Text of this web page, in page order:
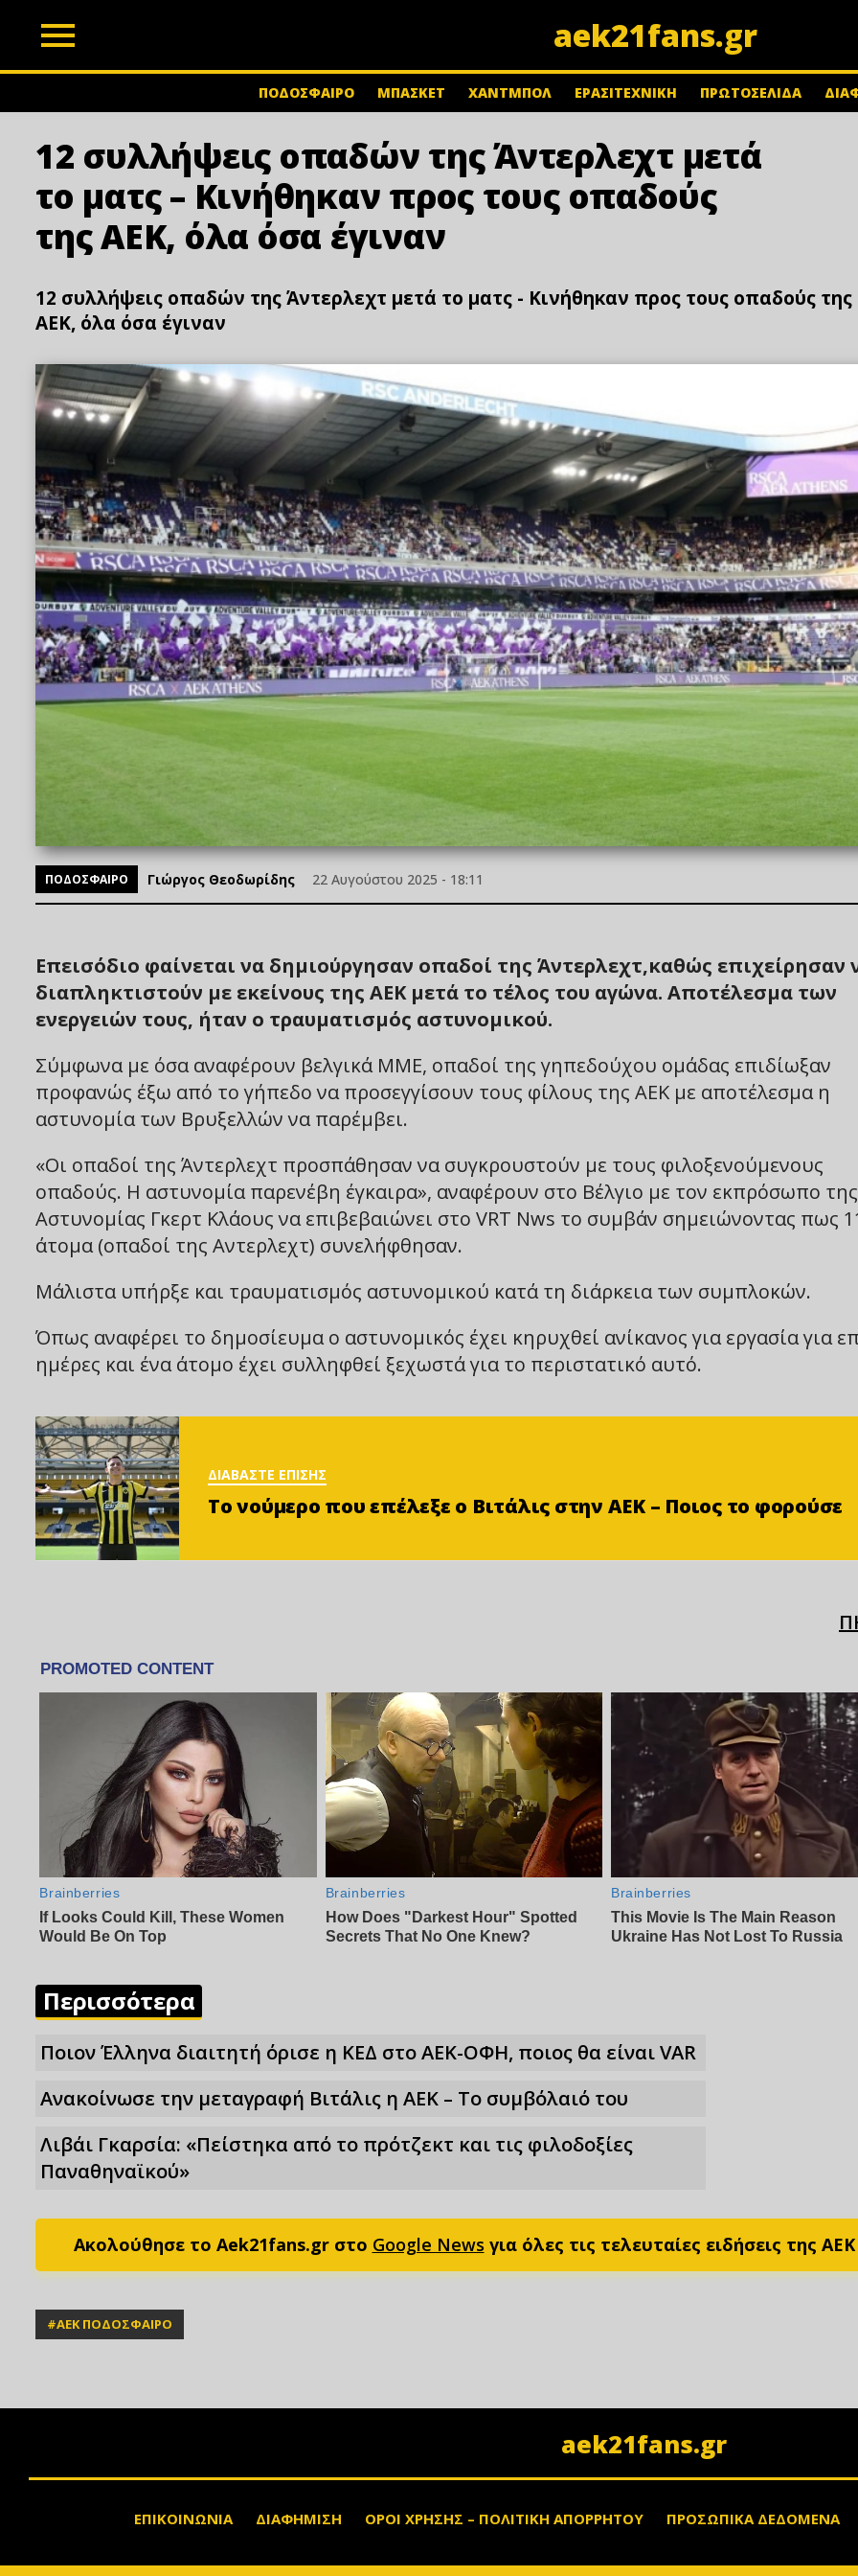
aek21fans.gr
ΠΟΔΟΣΦΑΙΡΟ ΜΠΑΣΚΕΤ ΧΑΝΤΜΠΟΛ ΕΡΑΣΙΤΕΧΝΙΚΗ ΠΡΩΤΟΣΕΛΙΔΑ
12 συλλήψεις οπαδών της Άντερλεχτ μετά
το ματς – Κινήθηκαν προς τους οπαδούς
της ΑΕΚ, όλα όσα έγιναν
12 συλλήψεις οπαδών της Άντερλεχτ μετά το ματς - Κινήθηκαν προς τους οπαδούς της
ΑΕΚ, όλα όσα έγιναν
ΠΟΔΟΣΦΑΙΡΟ Γιώργος Θεοδωρίδης 22 Αυγούστου 2025 - 18:11
Επεισόδιο φαίνεται να δημιούργησαν οπαδοί της Άντερλεχτ,καθώς επιχείρησαν
διαπληκτιστούν με εκείνους της ΑΕΚ μετά το τέλος του αγώνα. Αποτέλεσμα των
ενεργειών τους, ήταν ο τραυματισμός αστυνομικού.
Σύμφωνα με όσα αναφέρουν βελγικά ΜΜΕ, οπαδοί της γηπεδούχου ομάδας επιδίωξαν
προφανώς έξω από το γήπεδο να προσεγγίσουν τους φίλους της ΑΕΚ με αποτέλεσμα η
αστυνομία των Βρυξελλών να παρέμβει.
«Οι οπαδοί της Άντερλεχτ προσπάθησαν να συγκρουστούν με τους φιλοξενούμενους
οπαδούς. Η αστυνομία παρενέβη έγκαιρα», αναφέρουν στο Βέλγιο με τον εκπρόσωπο της
Αστυνομίας Γκερτ Κλάους να επιβεβαιώνει στο VRT Nws το συμβάν σημειώνοντας πως
άτομα (οπαδοί της Αντερλεχτ) συνελήφθησαν.
Μάλιστα υπήρξε και τραυματισμός αστυνομικού κατά τη διάρκεια των συμπλοκών.
Όπως αναφέρει το δημοσίευμα ο αστυνομικός έχει κηρυχθεί ανίκανος για εργασία για
ημέρες και ένα άτομο έχει συλληφθεί ξεχωστά για το περιστατικό αυτό.
ΔΙΑΒΑΣΤΕ ΕΠΙΣΗΣ
Το νούμερο που επέλεξε ο Βιτάλις στην ΑΕΚ – Ποιος το φορούσε
Περισσότερα
Ποιον Έλληνα διαιτητή όρισε η ΚΕΔ στο ΑΕΚ-ΟΦΗ, ποιος θα είναι VAR
Ανακοίνωσε την μεταγραφή Βιτάλις η ΑΕΚ – Το συμβόλαιό του
Λιβάι Γκαρσία: «Πείστηκα από το πρότζεκτ και τις φιλοδοξίες
Παναθηναϊκού»
Ακολούθησε το Aek21fans.gr στο Google News για όλες τις τελευταίες ειδήσεις της ΑΕΚ
#ΑΕΚ ΠΟΔΟΣΦΑΙΡΟ
aek21fans.gr
ΕΠΙΚΟΙΝΩΝΙΑ ΔΙΑΦΗΜΙΣΗ ΟΡΟΙ ΧΡΗΣΗΣ – ΠΟΛΙΤΙΚΗ ΑΠΟΡΡΗΤΟΥ ΠΡΟΣΩΠΙΚΑ ΔΕΔΟΜΕΝΑ